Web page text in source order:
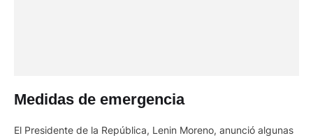
Medidas de emergencia
El Presidente de la República, Lenin Moreno, anunció algunas